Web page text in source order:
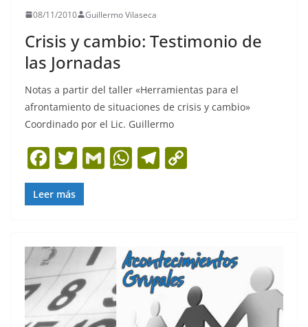
08/11/2010 Guillermo Vilaseca
Crisis y cambio: Testimonio de
las Jornadas
Notas a partir del taller «Herramientas para el
afrontamiento de situaciones de crisis y cambio»
Coordinado por el Lic. Guillermo
F
a
c
b
o
o
k
T
w
itt
G
m
W
h
A
p
p
T
el
a
m
Li
n
k
Leer más